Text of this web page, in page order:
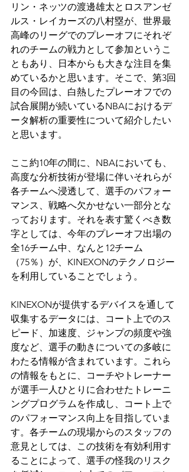
リン・ネッツの渡邊雄太とロスアンゼ
ルス・レイカーズの八村塁が、世界最
高峰のリーグでのプレーオフにそれぞ
れのチームの戦力として参加というこ
ともあり、日本からも大きな注目を集
めているかと思います。そこで、第3回
目の今回は、白熱したプレーオフでの
試合展開が続いているNBAにおけるデ
ータ解析の重要性について紹介したい
と思います。
ここ約10年の間に、NBAにおいても、
高度な分析技術が登場に伴いそれらが
各チームへ浸透して、選手のパフォー
マンス、戦略へ欠かせない一部分とな
っております。それを表す驚くべき数
字としては、今年のプレーオフ出場の
全16チーム中、なんと12チーム
（75％）が、KINEXONのテクノロジー
を利用していることでしょう。
KINEXONが提供するデバイスを通して
収集するデータには、コート上でのス
ピード、加速度、ジャンプの頻度や強
度など、選手の動きについての多岐に
わたる情報が含まれています。これら
の情報をもとに、コーチやトレーナー
が選手一人ひとりに合わせたトレーニ
ングプログラムを作成し、コート上で
のパフォーマンス向上を目指していま
す。各チームの現場からのスタッフの
意見としては、この技術を有効利用す
ることによって、選手の怪我のリスク